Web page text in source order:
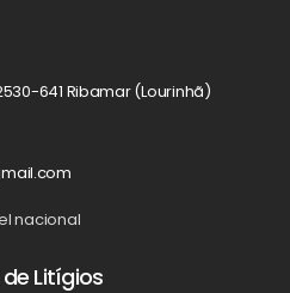
641 Ribamar (Lourinhã)
nacional
Litígios